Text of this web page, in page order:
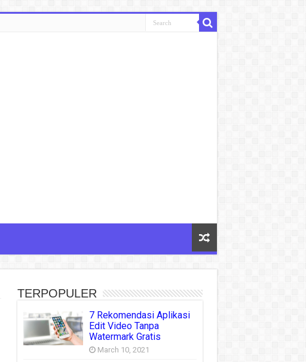
TERPOPULER
7 Rekomendasi Aplikasi
Edit Video Tanpa
Watermark Gratis
March 10, 2021